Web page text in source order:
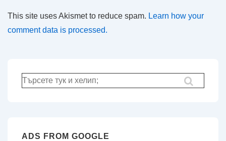
This site uses Akismet to reduce spam. Learn how your
comment data is processed.
Търсене
за:
ADS FROM GOOGLE